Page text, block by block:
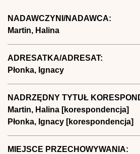
NADAWCZYNI/NADAWCA:
Martin, Halina
ADRESATKA/ADRESAT:
Płonka, Ignacy
NADRZĘDNY TYTUŁ
Martin, Halina [korespondencja]
Płonka, Ignacy [korespondencja]
MIEJSCE PRZECHOWYWANIA: